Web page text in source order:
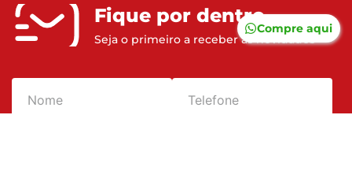
Compre aqui
Fique por dentro
Seja o primeiro a receber as novidades